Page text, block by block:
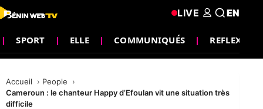
SPORT ELLE COMMUNIQUÉS REFLEXION
LIVE EN
Accueil
People
Cameroun : le chanteur Happy d’Efoulan vit une situation très
difficile